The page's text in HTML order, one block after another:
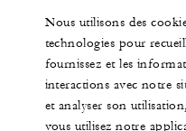
Nous utilisons des
technologies pour
fournissez et les
interactions avec notre
et analyser son
vous utilisez notre